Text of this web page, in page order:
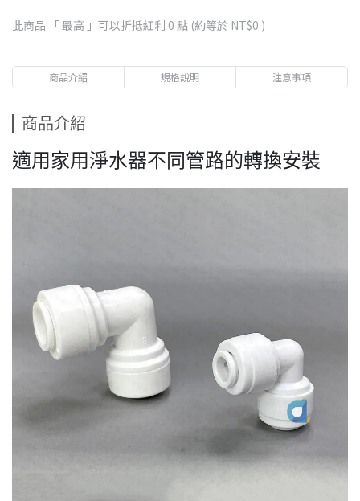
此商品 「 最高 」可以折抵紅利 0 點 (約等於 NT$0 )
商品介紹 規格說明 注意事項
商品介紹
適用家用淨水器不同管路的轉換安裝